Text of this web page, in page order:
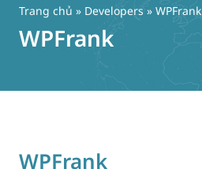
Trang chủ » Developers » WPFrank
WPFrank
WPFrank